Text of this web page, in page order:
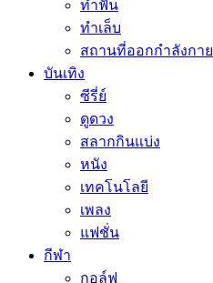
ทำฟัน
ทำเล็บ
สถานที่ออกกำลังกาย
บันเทิง
ซีรี่ย์
ดูดวง
สลากกินแบ่ง
หนัง
เทคโนโลยี
เพลง
แฟชั่น
กีฬา
กอล์ฟ